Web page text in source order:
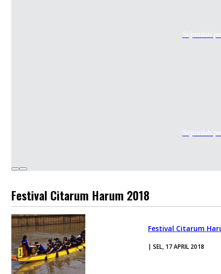
Sejumlah
Sejumlah
Festival Citarum Harum 2018
Festival Citarum
| SEL, 17 APRIL 2018